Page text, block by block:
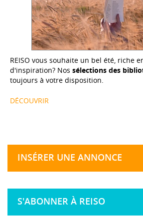
REISO vous souhaite un bel été, riche
d'inspiration? Nos sélections des
toujours à votre disposition.
DÉCOUVRIR
INSÉRER UNE ANNONCE
S'ABONNER À REISO